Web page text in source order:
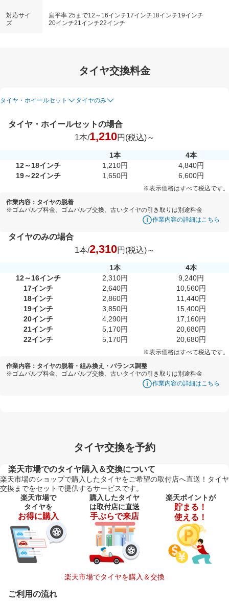
対応サイ
ズ
扁平率 25まで12～16インチ17インチ18インチ19インチ
20インチ21インチ22インチ
タイヤ交換料金
タイヤ・ホイールセット タイヤのみ
タイヤ・ホイールセットの場合
1本/1,210円(税込)～
1本
4本
12～18インチ
1,210円
4,840円
19～22インチ
1,650円 6,600円
※表示価格はすべて税込です。
作業内容：タイヤの脱着
※ゴムバルブ料金、ゴムバルブ交換、古いタイヤの引き取りは別途料金
作業内容の詳細はこちら
タイヤのみの場合
1本/2,310円(税込)～
1本
4本
12～16インチ
2,310円
9,240円
17インチ
2,640円
10,560円
18インチ
2,860円
11,440円
19インチ
3,850円
15,400円
20インチ
4,290円
17,160円
21インチ
5,170円
20,680円
22インチ
5,170円 20,680円
※表示価格はすべて税込です。
作業内容：タイヤの脱着・組み換え・バランス調整
※ゴムバルブ料金、ゴムバルブ交換、古いタイヤの引き取りは別途料金
作業内容の詳細はこちら
タイヤ交換を予約
楽天市場でのタイヤ購入＆交換について
楽天市場のショップで購入したタイヤをご希望の取付店へ直送！タイヤ
交換までをセットで提供するサービスです。
楽天市場で
タイヤを
お得に購入
購入したタイヤ
は取付店に直送
手ぶらで来店
楽天ポイントが
貯まる！
使える！
楽天市場でタイヤを購入＆交換
ご利用の流れ